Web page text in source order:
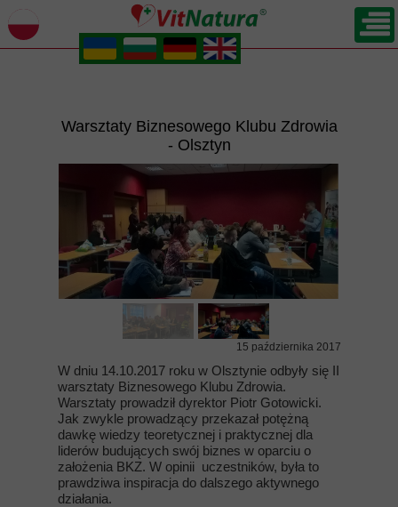
.
.
.
Warsztaty Biznesowego Klubu Zdrowia
- Olsztyn
15 października 2017
W dniu 14.10.2017 roku w Olsztynie odbyły się II
warsztaty Biznesowego Klubu Zdrowia.
Warsztaty prowadził dyrektor Piotr Gotowicki.
Jak zwykle prowadzący przekazał potężną
dawkę wiedzy teoretycznej i praktycznej dla
liderów budujących swój biznes w oparciu o
założenia BKZ. W opinii uczestników, była to
prawdziwa inspiracja do dalszego aktywnego
działania.